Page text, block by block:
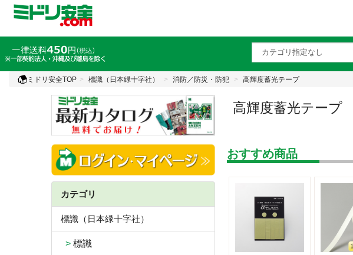
ミドリ安全TOP 標識（日本緑十字社） 消防／防災・防犯 高輝度蓄光テープ
カテゴリ
標識（日本緑十字社）
> 標識
高輝度蓄光テープ
おすすめ商品